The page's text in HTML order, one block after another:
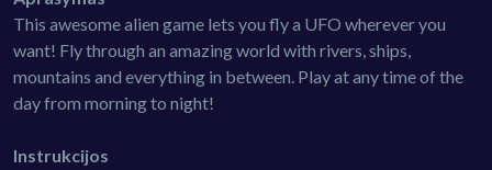
This awesome alien game lets you fly a UFO wherever you
want! Fly through an amazing world with rivers, ships,
mountains and everything in between. Play at any time of the
day from morning to night!
Instrukcijos